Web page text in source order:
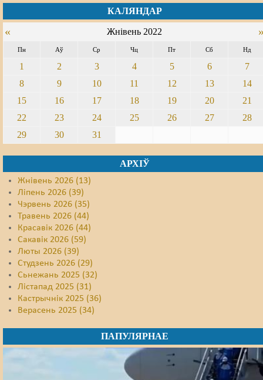
КАЛЯНДАР
« Жнівень 2022
Пн Аў Ср Чц Пт Сб Нд
1 2 3 4 5 6
7
8
9 10 11 12 13
14
15
16 17 18 19 20
21
22
23 24 25 26 27
28
29
30 31
АРХІЎ
Жнівень 2026 (13)
Ліпень 2026 (39)
Чэрвень 2026 (35)
Травень 2026 (44)
Красавік 2026 (44)
Сакавік 2026 (59)
Люты 2026 (39)
Студзень 2026 (29)
Сьнежань 2025 (32)
Лістапад 2025 (31)
Кастрычнік 2025 (36)
Верасень 2025 (34)
ПАПУЛЯРНАЕ